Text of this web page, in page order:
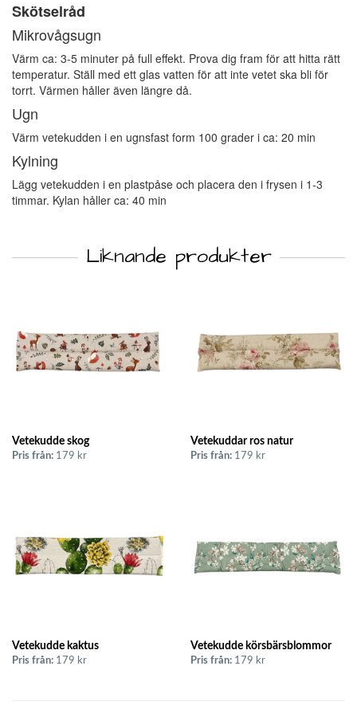
Skötselråd
Mikrovågsugn
Värm ca: 3-5 minuter på full effekt. Prova dig fram för att hitta rätt
temperatur. Ställ med ett glas vatten för att inte vetet ska bli för
torrt. Värmen håller även längre då.
Ugn
Värm vetekudden i en ugnsfast form 100 grader i ca: 20 min
Kylning
Lägg vetekudden i en plastpåse och placera den i frysen i 1-3
timmar. Kylan håller ca: 40 min
Liknande produkter
Vetekudde skog
Pris från: 179 kr
Vetekuddar ros natur
Pris från: 179 kr
Vetekudde kaktus
Pris från: 179 kr
Vetekudde körsbärsblommor
Pris från: 179 kr